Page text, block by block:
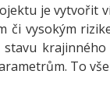
je vytvořit
či vysokým
To